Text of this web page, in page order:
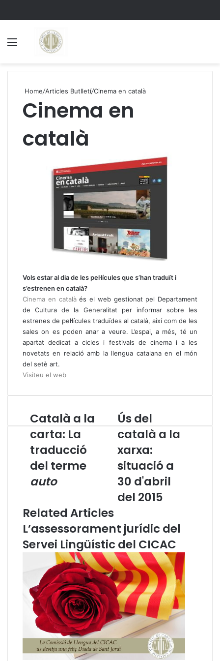
Home/Articles Butlletí/Cinema en català
Cinema en
català
Vols estar al dia de les pel·lícules que s’han traduït i
s’estrenen en català?
Cinema en catalàés el web gestionat pel Departament
de Cultura de la Generalitat per informar sobre les
estrenes de pel·lícules traduïdes al català, així com de les
sales on es poden anar a veure. L’espai, a més, té un
apartat dedicat a cicles i festivals de cinema i a les
novetats en relació amb la llengua catalana en el món
del setè art.
Visiteu el web
C
a
t
a
à
a
r
a
t
r
a
c
Català a la
carta: La
traducció
del terme
auto
Ú
s
d
e
c
a
t
a
a
a
x
a
r
x
a
:
s
u
Ús del
català a la
xarxa:
situació a
30 d'abril
del 2015
Related Articles
L’assessorament jurídic del
Servei Lingüístic del CICAC